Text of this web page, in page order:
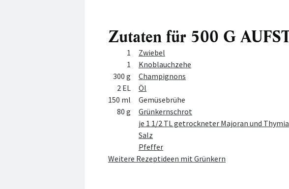
Zutaten für 500 G
Menge Zutat
1
Zwiebel
1
Knoblauchzehe
300 g
Champignons
2 EL
Öl
150 ml
Gemüsebrühe
80 g
Grünkernschrot
je 1 1/2 TL getrockneter Majoran und
Salz
Pfeffer
Weitere Rezeptideen mit Grünkern